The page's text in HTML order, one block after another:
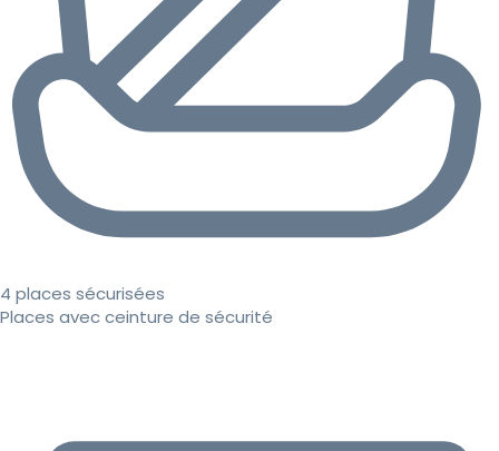
4 places sécurisées
Places avec ceinture de sécurité